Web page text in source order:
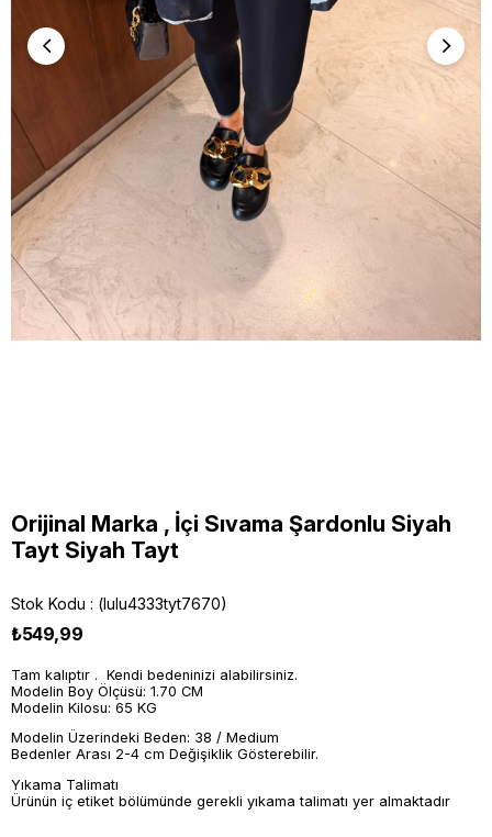
Orijinal Marka , İçi Sıvama Şardonlu Siyah
Tayt Siyah Tayt
Stok Kodu (lulu4333tyt7670)
₺549,99
Tam kalıptır . Kendi bedeninizi alabilirsiniz.
Modelin Boy Ölçüsü: 1.70 CM
Modelin Kilosu: 65 KG
Modelin Üzerindeki Beden: 38 / Medium
Bedenler Arası 2-4 cm Değişiklik Gösterebilir.
Yıkama Talimatı
Ürünün iç etiket bölümünde gerekli yıkama talimatı yer almaktadır